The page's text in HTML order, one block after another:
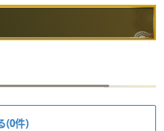
(0件)